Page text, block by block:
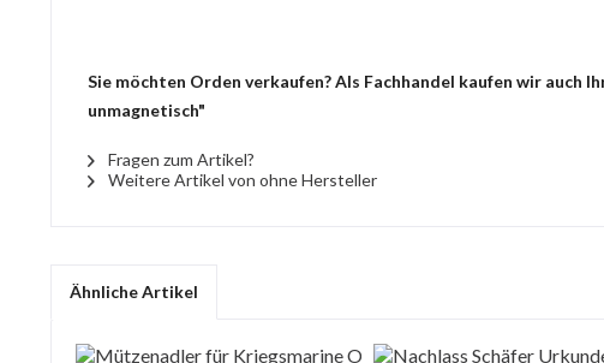
Sie möchten Orden verkaufen? Als Fachhandel kaufen wir auch
unmagnetisch"
Fragen zum Artikel?
Weitere Artikel von ohne Hersteller
Ähnliche Artikel